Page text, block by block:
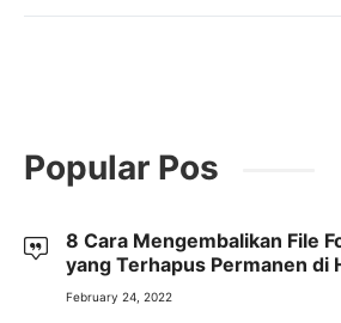
Popular Pos
8 Cara Mengembalikan File
yang Terhapus Permanen di
February 24, 2022